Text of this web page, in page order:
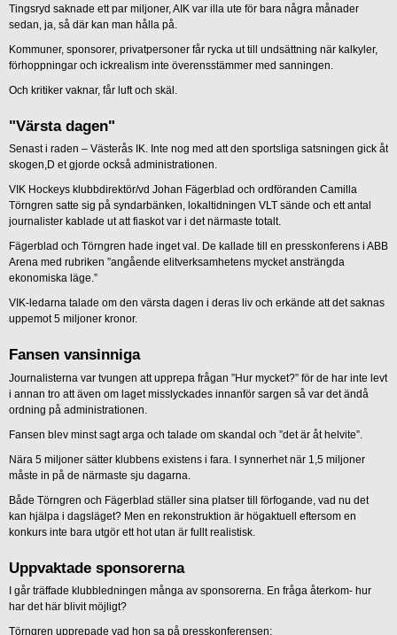
Tingsryd saknade ett par miljoner, AIK var illa ute för bara några månader
sedan, ja, så där kan man hålla på.
Kommuner, sponsorer, privatpersoner får rycka ut till undsättning när kalkyler,
förhoppningar och ickrealism inte överensstämmer med sanningen.
Och kritiker vaknar, får luft och skäl.
"Värsta dagen"
Senast i raden – Västerås IK. Inte nog med att den sportsliga satsningen gick åt
skogen,D et gjorde också administrationen.
VIK Hockeys klubbdirektör/vd Johan Fägerblad och ordföranden Camilla
Törngren satte sig på syndarbänken, lokaltidningen VLT sände och ett antal
journalister kablade ut att fiaskot var i det närmaste totalt.
Fägerblad och Törngren hade inget val. De kallade till en presskonferens i ABB
Arena med rubriken ”angående elitverksamhetens mycket ansträngda
ekonomiska läge.”
VIK-ledarna talade om den värsta dagen i deras liv och erkände att det saknas
uppemot 5 miljoner kronor.
Fansen vansinniga
Journalisterna var tvungen att upprepa frågan ”Hur mycket?” för de har inte levt
i annan tro att även om laget misslyckades innanför sargen så var det ändå
ordning på administrationen.
Fansen blev minst sagt arga och talade om skandal och ”det är åt helvite”.
Nära 5 miljoner sätter klubbens existens i fara. I synnerhet när 1,5 miljoner
måste in på de närmaste sju dagarna.
Både Törngren och Fägerblad ställer sina platser till förfogande, vad nu det
kan hjälpa i dagsläget? Men en rekonstruktion är högaktuell eftersom en
konkurs inte bara utgör ett hot utan är fullt realistisk.
Uppvaktade sponsorerna
I går träffade klubbledningen många av sponsorerna. En fråga återkom- hur
har det här blivit möjligt?
Törngren upprepade vad hon sa på presskonferensen: